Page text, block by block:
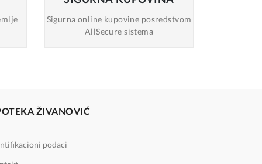
Sigurna online kupovine posredstvom
AllSecure sistema
ŽIVANOVIĆ
podaci